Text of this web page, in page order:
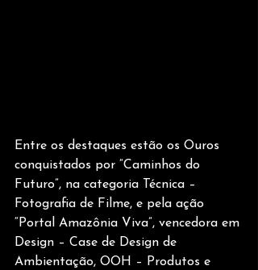
Entre os destaques estão os Ouros
conquistados por “Caminhos do
Futuro”, na categoria Técnica –
Fotografia de Filme, e pela ação
“Portal Amazônia Viva”, vencedora em
Design – Case de Design de
Ambientação, OOH – Produtos e